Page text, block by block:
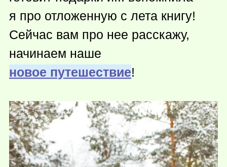
я про отложенную с лета книгу!
Сейчас вам про нее расскажу,
начинаем наше
новое путешествие!